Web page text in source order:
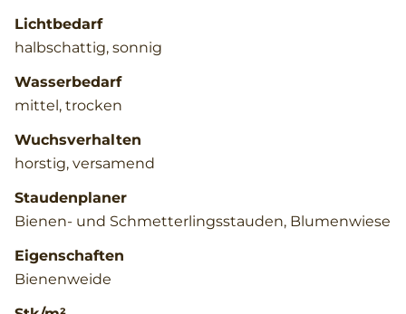
Lichtbedarf
halbschattig, sonnig
Wasserbedarf
mittel, trocken
Wuchsverhalten
horstig, versamend
Staudenplaner
Bienen- und Schmetterlingsstauden, Blumenwiese
Eigenschaften
Bienenweide